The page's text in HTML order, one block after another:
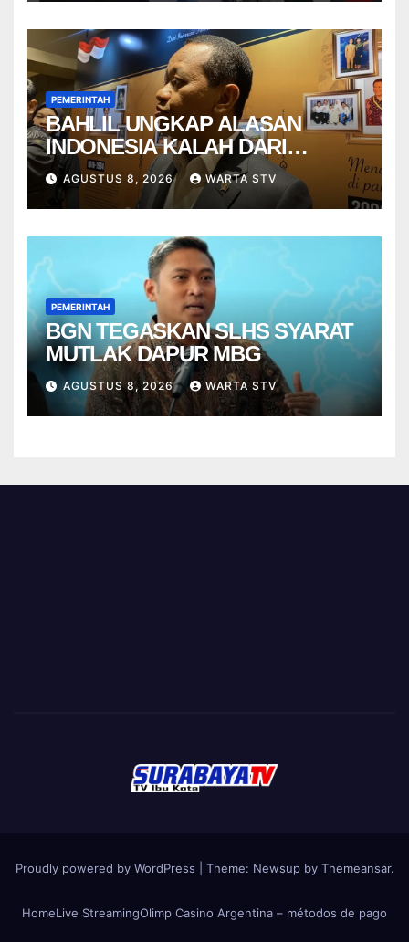
PEMERINTAH
BAHLIL UNGKAP ALASAN
INDONESIA KALAH DARI
VIETNAM
AGUSTUS 8, 2026 WARTA STV
PEMERINTAH
BGN TEGASKAN SLHS SYARAT
MUTLAK DAPUR MBG
AGUSTUS 8, 2026 WARTA STV
Proudly powered by WordPress Theme: Newsupby Themeansar.
HomeLive StreamingOlimp Casino Argentina – métodos de pago